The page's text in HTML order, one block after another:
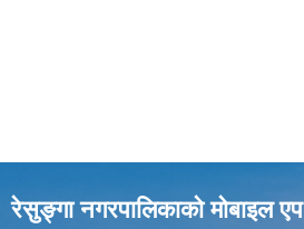
रेसुङ्गा नगरपालिकाकाे माेबाइल एप